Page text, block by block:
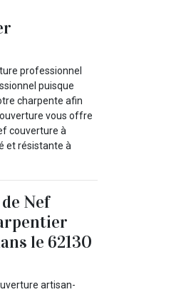
professionnel
puisque
charpente afin
vous offre
couverture à
et résistante à
Nef
le 62130
artisan-